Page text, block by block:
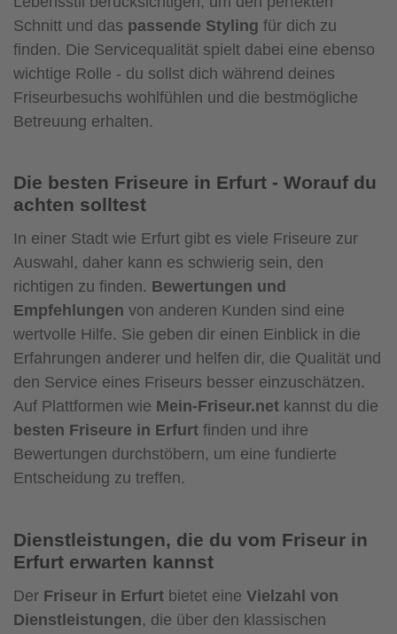
Schnitt und das passende Styling für dich zu
finden. Die Servicequalität spielt dabei eine ebenso
wichtige Rolle - du sollst dich während deines
Friseurbesuchs wohlfühlen und die bestmögliche
Betreuung erhalten.
Die besten Friseure in Erfurt - Worauf du
achten solltest
In einer Stadt wie Erfurt gibt es viele Friseure zur
Auswahl, daher kann es schwierig sein, den
richtigen zu finden. Bewertungen und
Empfehlungen von anderen Kunden sind eine
wertvolle Hilfe. Sie geben dir einen Einblick in die
Erfahrungen anderer und helfen dir, die Qualität und
den Service eines Friseurs besser einzuschätzen.
Auf Plattformen wie Mein-Friseur.net kannst du die
besten Friseure in Erfurt finden und ihre
Bewertungen durchstöbern, um eine fundierte
Entscheidung zu treffen.
Dienstleistungen, die du vom Friseur in
Erfurt erwarten kannst
Der Friseur in Erfurt bietet eine Vielzahl von
Dienstleistungen, die über den klassischen